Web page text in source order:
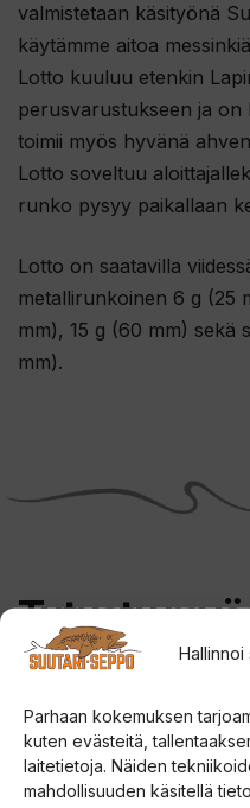
Parhaan kokemuksen
kuten evästeitä,
laitetietoja. Näiden
mahdollisuuden käsitellä
valmistetaan käsityönä
käytämme aitoa
Lotto kuuluu etenkin
perusvarustukseen ja on
toimii myös hyvänä
Lotto soveltuu
runko pysyy paikallaan
Lotto on saatavilla
metallirunkoinen 6 g (25
mm), 15 g (60 mm)
mm).
Tutustu
tuotteella
on
useampi